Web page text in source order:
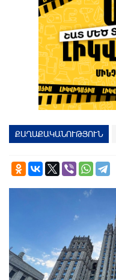
ՔԱՂԱՔԱԿԱՆՈՒԹՅՈՒՆ